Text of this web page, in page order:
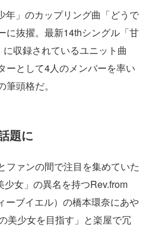
年」のカップリング曲「どうで
に抜擢。最新14thシングル「甘
収録されているユニット曲
ーとして4人のメンバーを率い
頭格だ。
題に
ファンの間で注目を集めていた
女」の異名を持つRev.from
ーブイエル）の橋本環奈にあや
美少女を目指す」と楽屋で冗